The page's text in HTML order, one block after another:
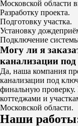
Московской области
Разработку проекта.
Подготовку участка.
Установку
Подключение
Могу ли я
канализации
Да, наша компания
канализации под
финальную
коттеджами и
Московской области.
Наши